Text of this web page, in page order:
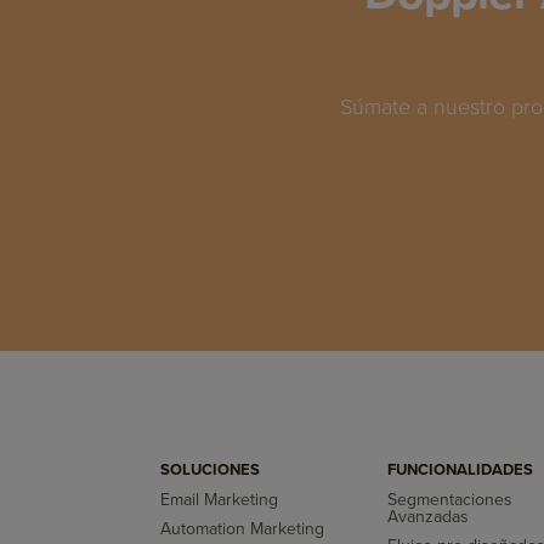
Súmate a nuestro
SOLUCIONES
Email Marketing
Automation Marketing
FUNCIONALIDADES
Segmentaciones
Avanzadas